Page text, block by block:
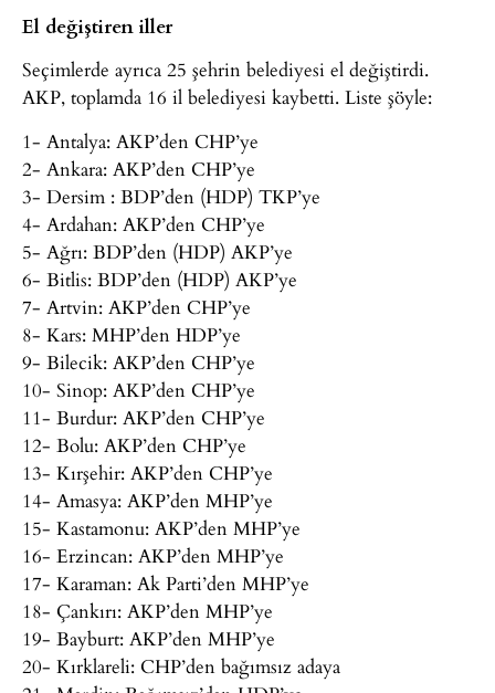
El değiştiren iller
Seçimlerde ayrıca 25 şehrin belediyesi el değiştirdi.
AKP, toplamda 16 il belediyesi kaybetti. Liste şöyle:
1- Antalya: AKP’den CHP’ye
2- Ankara: AKP’den CHP’ye
3- Dersim : BDP’den (HDP) TKP’ye
4- Ardahan: AKP’den CHP’ye
5- Ağrı: BDP’den (HDP) AKP’ye
6- Bitlis: BDP’den (HDP) AKP’ye
7- Artvin: AKP’den CHP’ye
8- Kars: MHP’den HDP’ye
9- Bilecik: AKP’den CHP’ye
10- Sinop: AKP’den CHP’ye
11- Burdur: AKP’den CHP’ye
12- Bolu: AKP’den CHP’ye
13- Kırşehir: AKP’den CHP’ye
14- Amasya: AKP’den MHP’ye
15- Kastamonu: AKP’den MHP’ye
16- Erzincan: AKP’den MHP’ye
17- Karaman: Ak Parti’den MHP’ye
18- Çankırı: AKP’den MHP’ye
19- Bayburt: AKP’den MHP’ye
20- Kırklareli: CHP’den bağımsız adaya